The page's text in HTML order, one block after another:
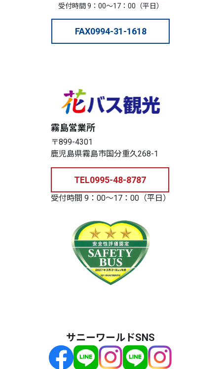
受付時間 9：00～17：00（平日）
FAX0994-31-1618
霧島営業所
〒899-4301
鹿児島県霧島市国分重久268-1
TEL0995-48-8787
受付時間 9：00～17：00（平日）
サニーワールドSNS